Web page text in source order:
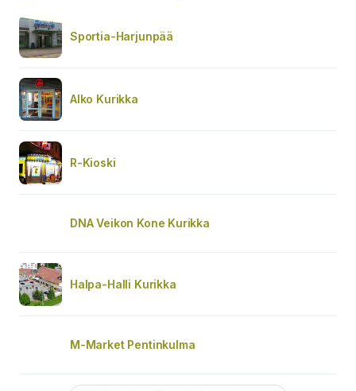
Sportia-Harjunpää
Alko Kurikka
R-Kioski
DNA Veikon Kone Kurikka
Halpa-Halli Kurikka
M-Market Pentinkulma